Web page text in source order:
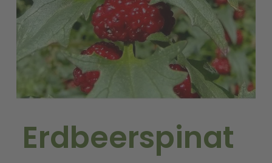
Erdbeerspinat